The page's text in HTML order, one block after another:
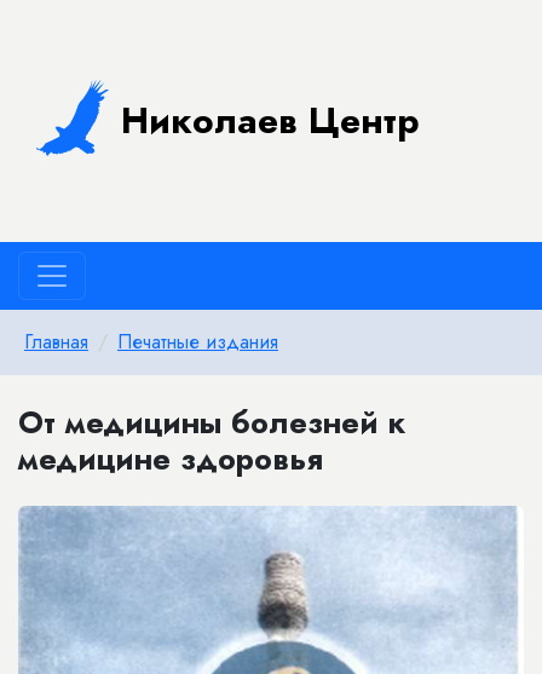
Николаев Центр
Главная Печатные издания
От медицины болезней к
медицине здоровья